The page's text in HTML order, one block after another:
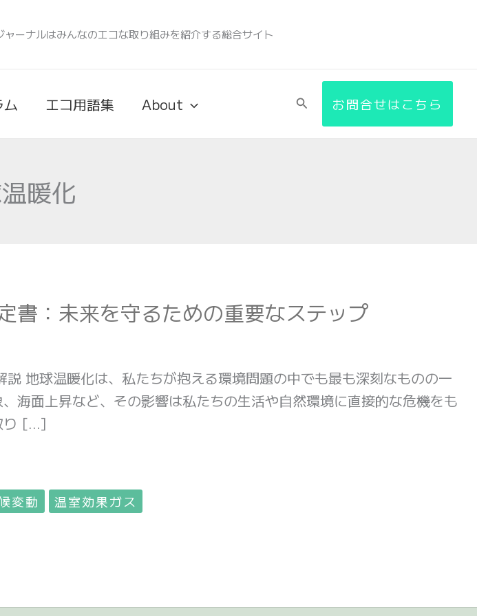
ャーナルはみんなのエコな取り組みを紹介する総合サイト
ム エコ用語集 About
検
お問合せはこちら
暖化
書：未来を守るための重要なステップ
地球温暖化は、私たちが抱える環境問題の中でも最も深刻なものの一
海面上昇など、その影響は私たちの生活や自然環境に直接的な危機をも
り […]
変動 温室効果ガス